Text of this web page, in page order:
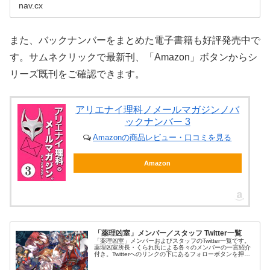
nav.cx
また、バックナンバーをまとめた電子書籍も好評発売中で
す。サムネクリックで最新刊、「Amazon」ボタンからシ
リーズ既刊をご確認できます。
アリエナイ理科ノメールマガジンノバ
ックナンバー 3
Amazonの商品レビュー・口コミを見る
Amazon
「薬理凶室」メンバー／スタッフ Twitter一覧
「薬理凶室」メンバーおよびスタッフのTwitter一覧です。
薬理凶室所長・くられ氏による各々のメンバーの一言紹介
付き。Twitterへのリンクの下にあるフォローボタンを押す